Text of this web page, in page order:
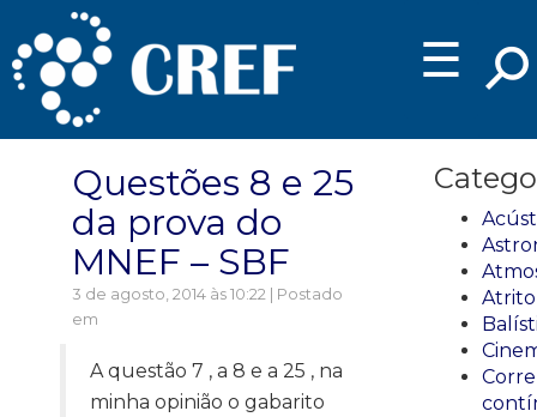
☰
Questões 8 e 25
da prova do
MNEF – SBF
3 de agosto, 2014 às 10:22 | Postado
em
A questão 7 , a 8 e a 25 , na
minha opinião o gabarito
Atrito